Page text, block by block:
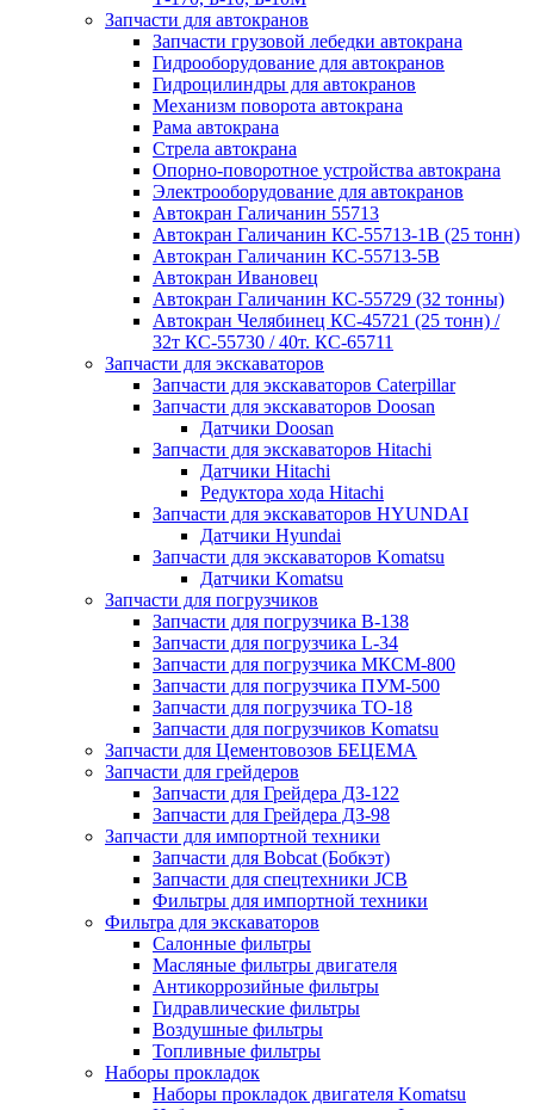
Запчасти для автокранов
Запчасти грузовой лебедки автокрана
Гидрооборудование для автокранов
Гидроцилиндры для автокранов
Механизм поворота автокрана
Рама автокрана
Стрела автокрана
Опорно-поворотное устройства автокрана
Электрооборудование для автокранов
Автокран Галичанин 55713
Автокран Галичанин КС-55713-1В (25 тонн)
Автокран Галичанин КС-55713-5В
Автокран Ивановец
Автокран Галичанин КС-55729 (32 тонны)
Автокран Челябинец КС-45721 (25 тонн) /
32т КС-55730 / 40т. КС-65711
Запчасти для экскаваторов
Запчасти для экскаваторов Caterpillar
Запчасти для экскаваторов Doosan
Датчики Doosan
Запчасти для экскаваторов Hitachi
Датчики Hitachi
Редуктора хода Hitachi
Запчасти для экскаваторов HYUNDAI
Датчики Hyundai
Запчасти для экскаваторов Komatsu
Датчики Komatsu
Запчасти для погрузчиков
Запчасти для погрузчика B-138
Запчасти для погрузчика L-34
Запчасти для погрузчика МКСМ-800
Запчасти для погрузчика ПУМ-500
Запчасти для погрузчика ТО-18
Запчасти для погрузчиков Komatsu
Запчасти для Цементовозов БЕЦЕМА
Запчасти для грейдеров
Запчасти для Грейдера ДЗ-122
Запчасти для Грейдера ДЗ-98
Запчасти для импортной техники
Запчасти для Bobcat (Бобкэт)
Запчасти для спецтехники JCB
Фильтры для импортной техники
Фильтра для экскаваторов
Салонные фильтры
Масляные фильтры двигателя
Антикоррозийные фильтры
Гидравлические фильтры
Воздушные фильтры
Топливные фильтры
Наборы прокладок
Наборы прокладок двигателя Komatsu